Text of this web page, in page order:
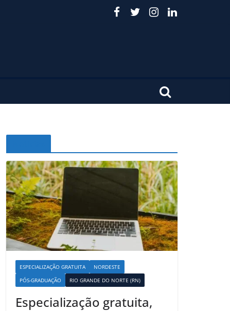
ESPECIALIZAÇÃO GRATUITA
NORDESTE
PÓS-GRADUAÇÃO
RIO GRANDE DO NORTE (RN)
Especialização gratuita,